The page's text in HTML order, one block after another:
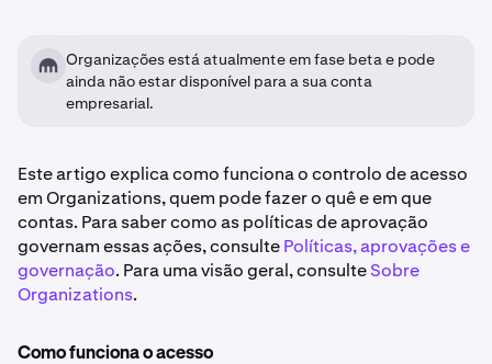
Organizações está atualmente em fase beta e pode
ainda não estar disponível para a sua conta
empresarial.
Este artigo explica como funciona o controlo de acesso
em Organizations, quem pode fazer o quê e em que
contas. Para saber como as políticas de aprovação
governam essas ações, consultePolíticas, aprovações e
governação. Para uma visão geral, consulteSobre
Organizations.
Como funciona o acesso